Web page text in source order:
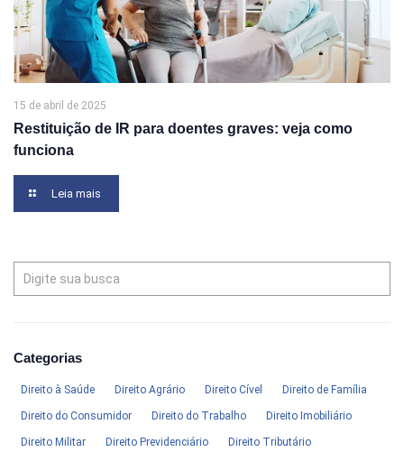
15 de abril de 2025
Restituição de IR para doentes graves: veja como
funciona
Leia mais
Categorias
Direito à Saúde Direito Agrário Direito Cível Direito de Família
Direito do Consumidor Direito do Trabalho Direito Imobiliário
Direito Militar Direito Previdenciário Direito Tributário